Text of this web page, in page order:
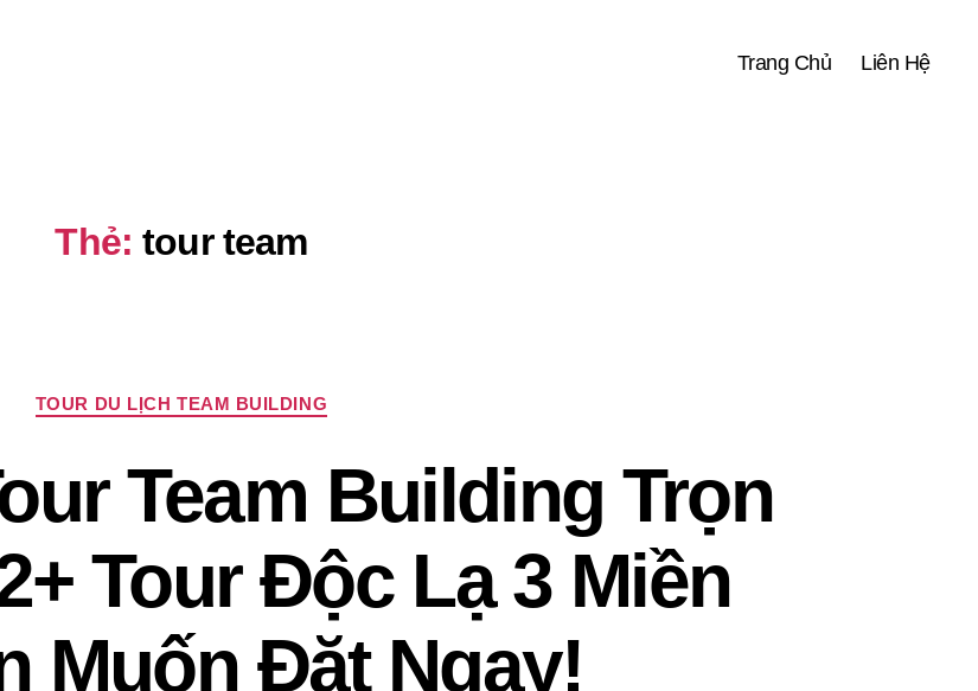
Trang Chủ Liên Hệ
Thẻ: tour team
Chuyên
mục
TOUR DU LỊCH TEAM BUILDING
Team Building Trọn
Tour Độc Lạ 3 Miền
Muốn Đặt Ngay!